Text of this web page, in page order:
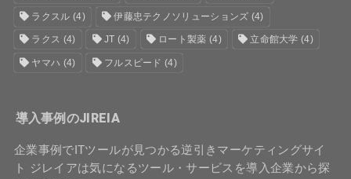
ラクスル (4) 伊藤忠テクノソリューションズ (4)
ラクス (4) JT (4) ロート製薬 (4) 立命館大学 (4)
ヤマハ (4) フルスピード (4)
導入事例のJIREIA
企業事例でITツールが見つかる逆引きマーケティングサイ
ト ジレイアは気になるツール・サービスを導入企業から探